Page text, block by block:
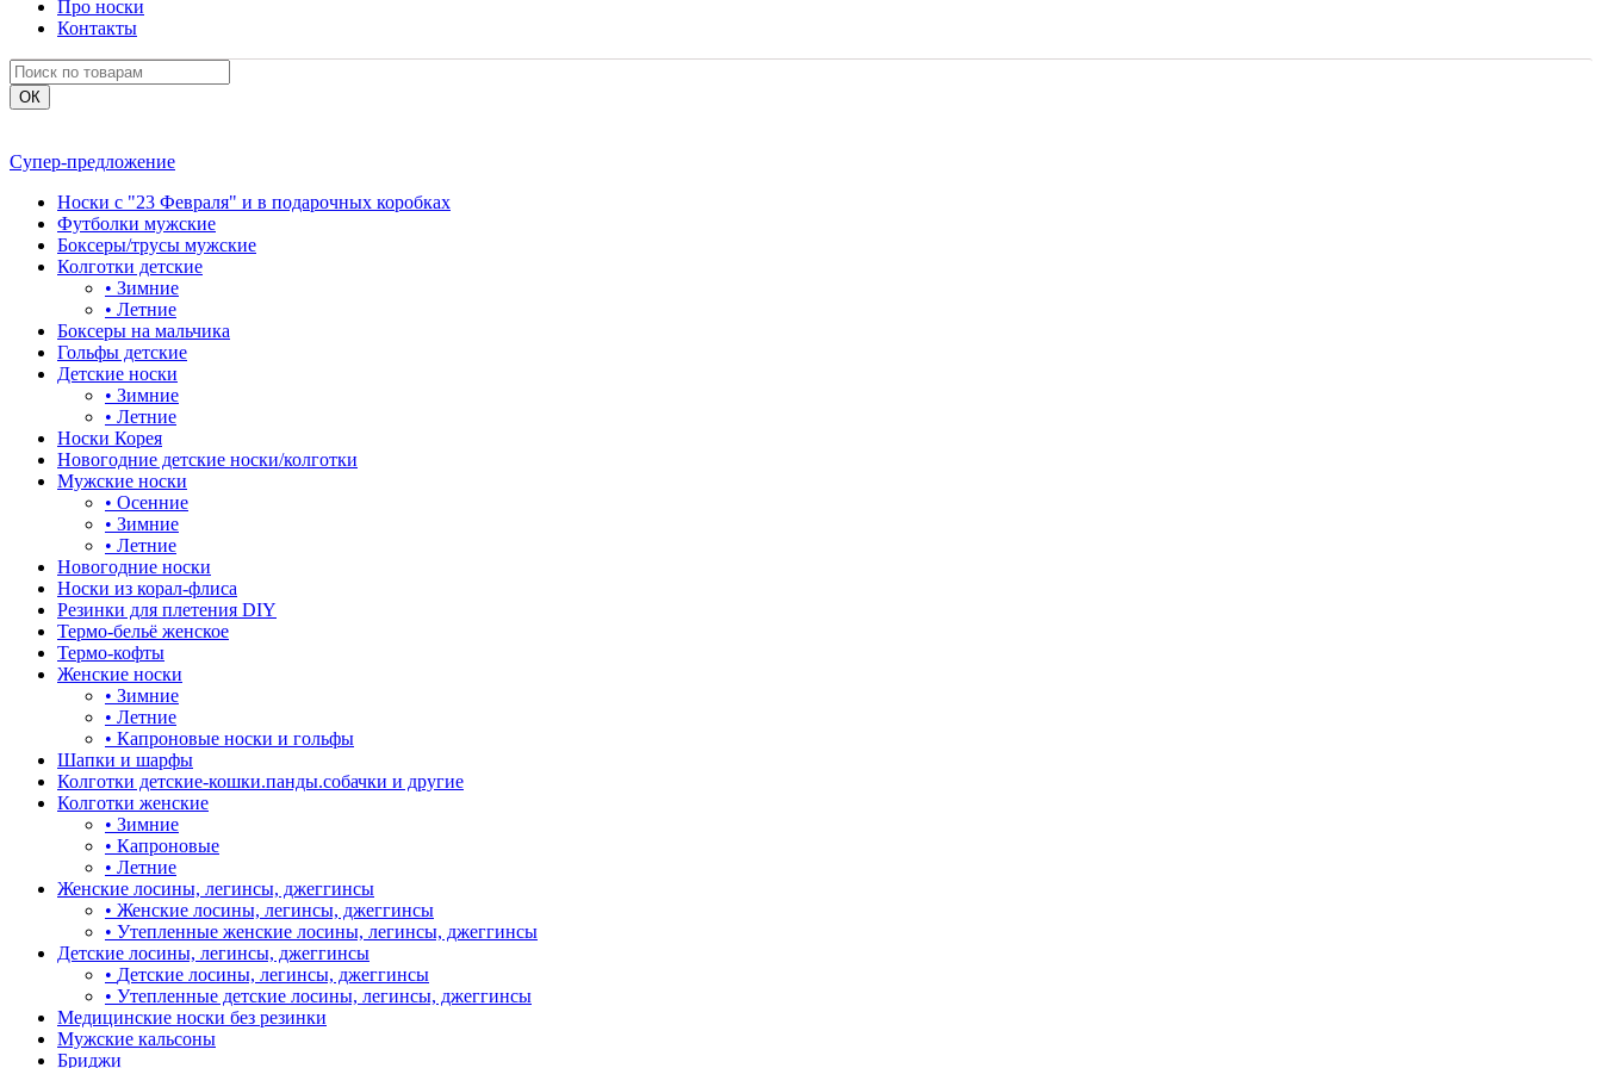
Про носки
Контакты
Супер-предложение
Носки с "23 Февраля" и в подарочных коробках
Футболки мужские
Боксеры/трусы мужские
Колготки детские
• Зимние
• Летние
Боксеры на мальчика
Гольфы детские
Детские носки
• Зимние
• Летние
Носки Корея
Новогодние детские носки/колготки
Мужские носки
• Осенние
• Зимние
• Летние
Новогодние носки
Носки из корал-флиса
Резинки для плетения DIY
Термо-бельё женское
Термо-кофты
Женские носки
• Зимние
• Летние
• Капроновые носки и гольфы
Шапки и шарфы
Колготки детские-кошки.панды.собачки и другие
Колготки женские
• Зимние
• Капроновые
• Летние
Женские лосины, легинсы, джеггинсы
• Женские лосины, легинсы, джеггинсы
• Утепленные женские лосины, легинсы, джеггинсы
Детские лосины, легинсы, джеггинсы
• Детские лосины, легинсы, джеггинсы
• Утепленные детские лосины, легинсы, джеггинсы
Медицинские носки без резинки
Мужские кальсоны
Бриджи